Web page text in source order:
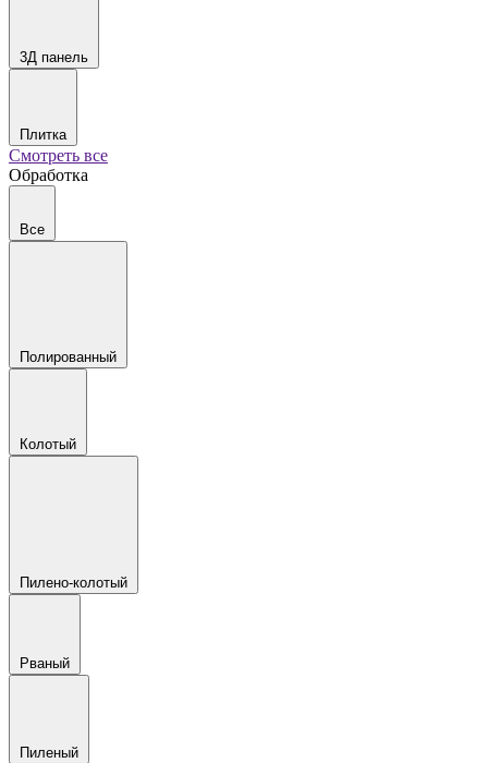
3Д панель
Плитка
Смотреть все
Обработка
Все
Полированный
Колотый
Пилено-колотый
Рваный
Пиленый